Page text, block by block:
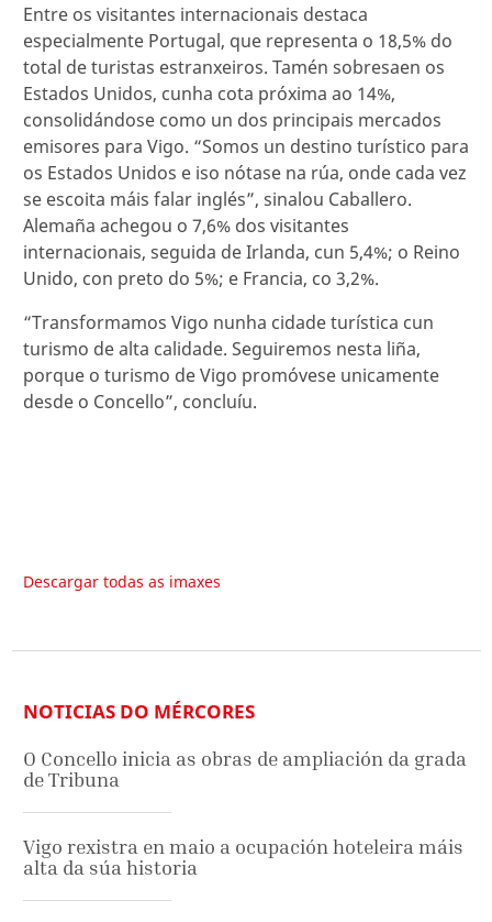
Entre os visitantes internacionais destaca
especialmente Portugal, que representa o 18,5% do
total de turistas estranxeiros. Tamén sobresaen os
Estados Unidos, cunha cota próxima ao 14%,
consolidándose como un dos principais mercados
emisores para Vigo. “Somos un destino turístico para
os Estados Unidos e iso nótase na rúa, onde cada vez
se escoita máis falar inglés”, sinalou Caballero.
Alemaña achegou o 7,6% dos visitantes
internacionais, seguida de Irlanda, cun 5,4%; o Reino
Unido, con preto do 5%; e Francia, co 3,2%.
“Transformamos Vigo nunha cidade turística cun
turismo de alta calidade. Seguiremos nesta liña,
porque o turismo de Vigo promóvese unicamente
desde o Concello”, concluíu.
Descargar todas as imaxes
NOTICIAS DO MÉRCORES
O Concello inicia as obras de ampliación da grada
de Tribuna
Vigo rexistra en maio a ocupación hoteleira máis
alta da súa historia